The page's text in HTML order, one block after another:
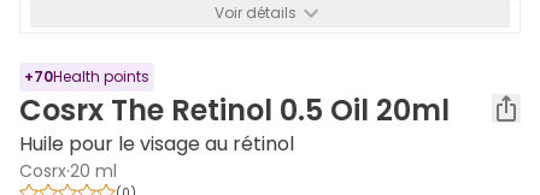
Voir détails
+70Health points
Cosrx The Retinol 0.5 Oil 20ml
Huile pour le visage au rétinol
Cosrx·20 ml